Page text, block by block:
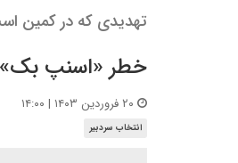
تهدیدی که در کمین
خطر «اسنپ بک»
انتخاب سردبیر